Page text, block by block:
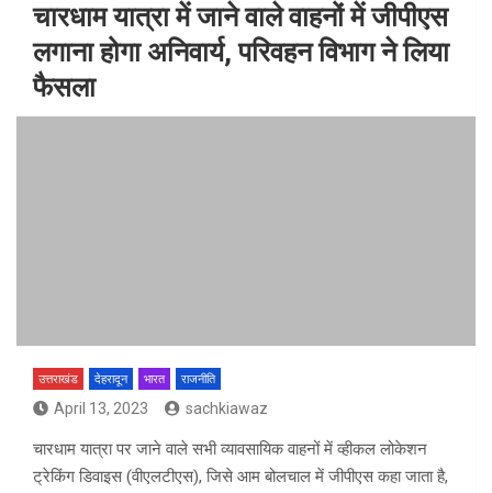
चारधाम यात्रा में जाने वाले वाहनों में जीपीएस
लगाना होगा अनिवार्य, परिवहन विभाग ने लिया
फैसला
उत्तराखंड देहरादून भारत राजनीति
April 13, 2023 sachkiawaz
चारधाम यात्रा पर जाने वाले सभी व्यावसायिक वाहनों में व्हीकल लोकेशन
ट्रेकिंग डिवाइस (वीएलटीएस), जिसे आम बोलचाल में जीपीएस कहा जाता है,